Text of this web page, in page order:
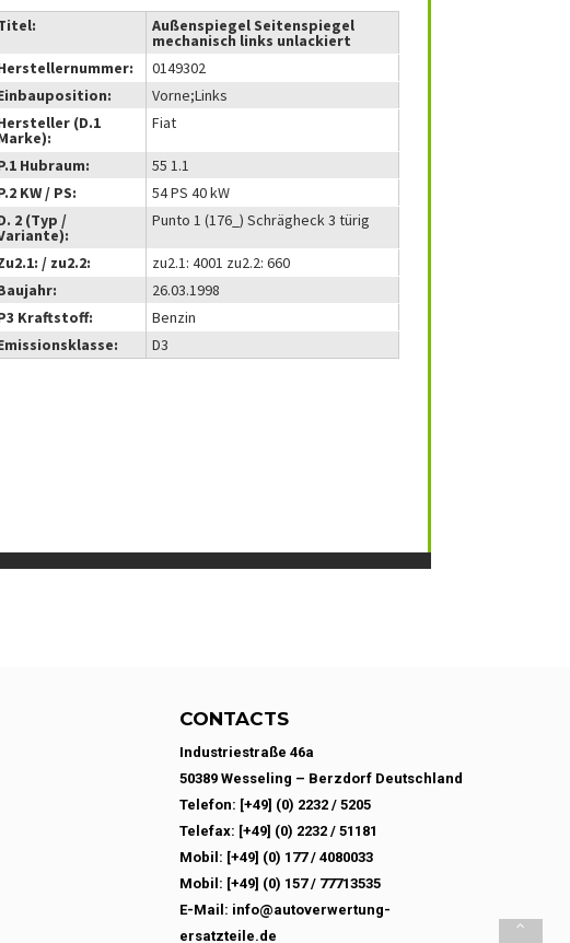
Außenspiegel Seitenspiegel
mechanisch links unlackiert
0149302
Vorne;Links
(D.1
Fiat
Hubraum:
55 1.1
KW / PS:
54 PS 40 kW
2 (Typ /
Punto 1 (176_) Schrägheck 3 türig
/ zu2.2:
zu2.1: 4001 zu2.2: 660
26.03.1998
Kraftstoff:
Benzin
D3
CONTACTS
Industriestraße 46a
50389 Wesseling – Berzdorf Deutschland
Telefon: [+49] (0) 2232 / 5205
Telefax: [+49] (0) 2232 / 51181
Mobil: [+49] (0) 177 / 4080033
Mobil: [+49] (0) 157 / 77713535
E-Mail: info@autoverwertung-
ersatzteile.de